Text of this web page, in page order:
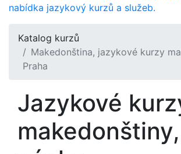
nabídka jazykový kurzů a služeb.
Katalog kurzů
Makedonština, jazykové kurzy
Praha
Jazykové
makedonštiny,